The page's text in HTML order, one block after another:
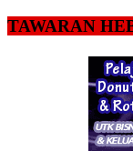
TAWARAN